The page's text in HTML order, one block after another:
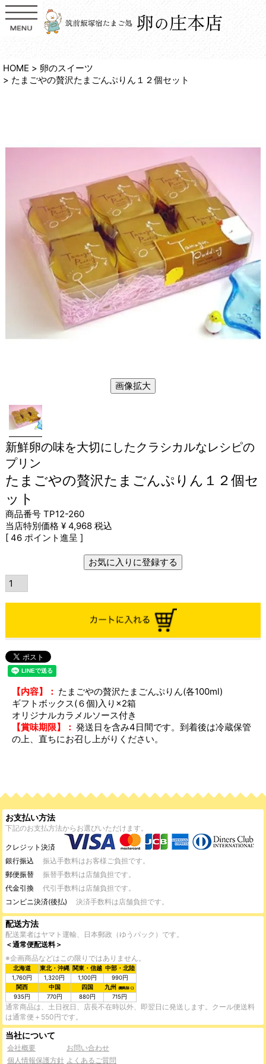
HOME
卵のスイーツ
たまごやの贅沢たまごんぷりん１２個セット
画像拡大
新鮮卵の味を大切にしたクラシカルなレシピの
プリン
たまごやの贅沢たまごんぷりん１２個セ
ット
商品番号 TP12-260
当店特別価格 ¥ 4,968 税込
[ 46 ポイント進呈 ]
お気に入りに登録する
【内容】： たまごやの贅沢たまごんぷりん(各100ml)
ギフトボックス(６個)入り×2箱
オリジナルカラメルソース付き
【賞味期限】： 発送日を含み4日間です。到着後は冷蔵保管
の上、直ちにお召し上がりください。
お支払い方法
下記のお支払方法からお選びいただけます。
クレジット決済
銀行振込
振込手数料はお客様ご負担です。
郵便振替
振替手数料は店舗負担です。
代金引換
代引手数料は店舗負担です。
コンビニ決済(後払)
決済手数料は店舗負担です。
配送方法
配送業者はヤマト運輸、日本郵政（ゆうパック）です。
＜通常便配送料＞
※企画商品などはこの限りではありません。
北海道 東北・沖縄 関東・信越 中部・北陸
1,760円
1,320円 1,100円
990円
関西
中国 四国 九州 (離島除く)
935円 770円 880円 715円
通常商品は、土日祝日、店長不在時以外、即翌日に発送します。クール便送料
は通常便＋550円です。
当社について
会社概要
お問い合わせ
個人情報保護方針 よくあるご質問